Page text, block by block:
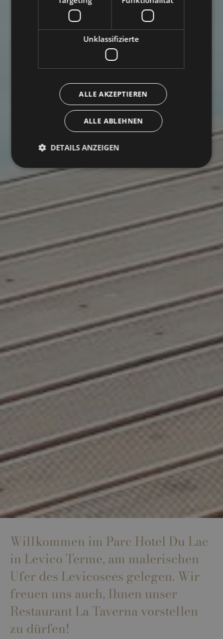
Willkommen im Parc Hotel Du Lac
in Levico Terme, am malerischen
Ufer des Levicosees gelegen. Wir
freuen uns auch, Ihnen unser
Restaurant La Taverna vorstellen
zu dürfen!
Unklassifizierte
ALLE AKZEPTIEREN
ALLE ABLEHNEN
DETAILS ANZEIGEN